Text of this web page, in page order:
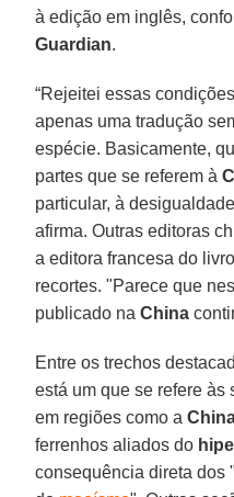
à edição em inglês,
Guardian.
“Rejeitei essas
apenas uma tradução
espécie. Basicamente,
partes que se referem à
particular, à
afirma. Outras editoras
a editora francesa do
recortes. "Parece que
publicado naChina
Entre os trechos
está um que se refere às
em regiões como a
ferrenhos aliados do
consequência direta dos